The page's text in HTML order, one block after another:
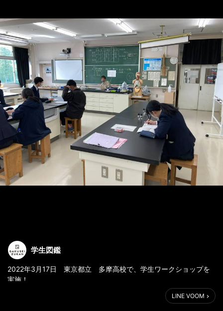
学生図鑑
2022年3月17日 東京都立 多摩高校で、学生ワークショップを
実施！
#学生図鑑 #学生図鑑のオープンキャンパス #多摩高校
LINE VOOM